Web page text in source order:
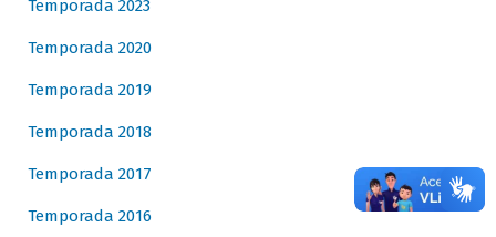
Temporada 2023
Temporada 2020
Temporada 2019
Temporada 2018
Temporada 2017
Temporada 2016